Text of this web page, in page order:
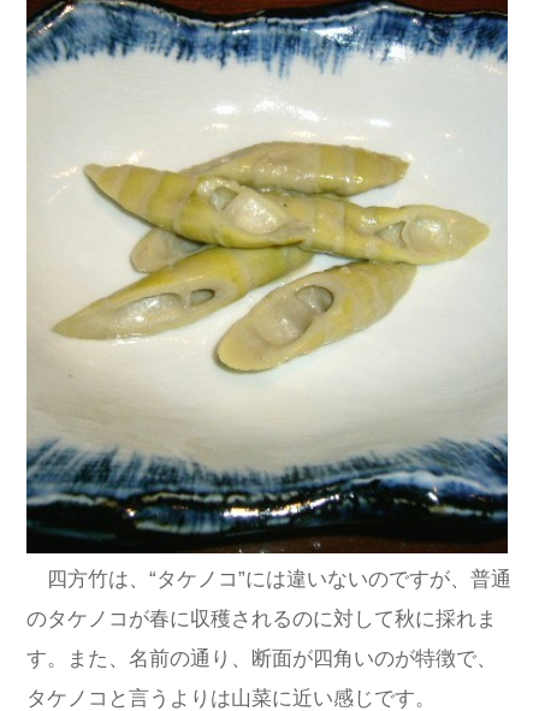
四方竹は、“タケノコ”には違いないのですが、普通
のタケノコが春に収穫されるのに対して秋に採れま
す。また、名前の通り、断面が四角いのが特徴で、
タケノコと言うよりは山菜に近い感じです。